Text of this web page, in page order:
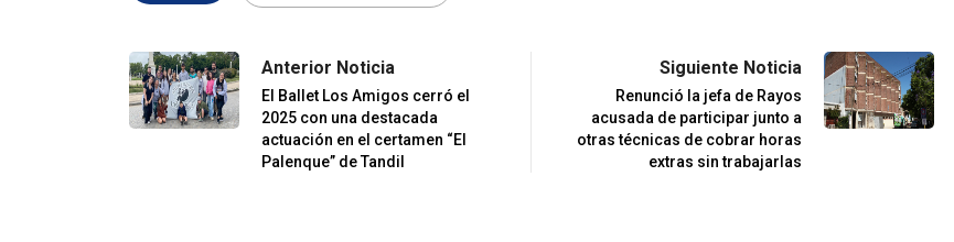
Anterior Noticia
El Ballet Los Amigos cerró el
2025 con una destacada
actuación en el certamen “El
Palenque” de Tandil
Siguiente Noticia
Renunció la jefa de Rayos
acusada de participar junto a
otras técnicas de cobrar horas
extras sin trabajarlas